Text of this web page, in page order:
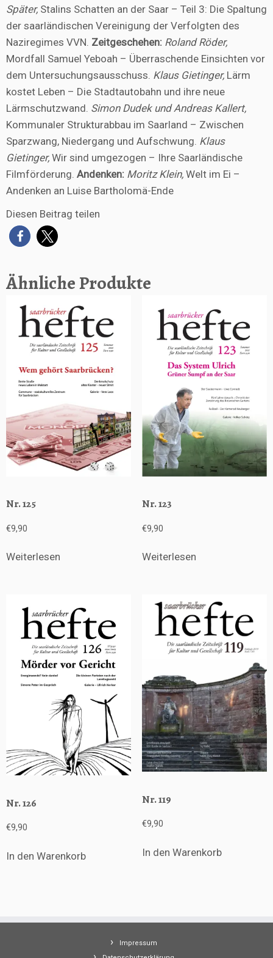
Später, Stalins Schatten an der Saar – Teil 3: Die Spaltung
der saarländischen Vereinigung der Verfolgten des
Naziregimes VVN. Zeitgeschehen: Roland Röder,
Mordfall Samuel Yeboah – Überraschende Einsichten vor
dem Untersuchungsausschuss. Klaus Gietinger, Lärm
kostet Leben – Die Stadtautobahn und ihre neue
Lärmschutzwand. Simon Dudek und Andreas Kallert,
Kommunaler Strukturabbau im Saarland – Zwischen
Sparzwang, Niedergang und Aufschwung. Klaus
Gietinger, Wir sind umgezogen – Ihre Saarländische
Filmförderung. Andenken: Moritz Klein, Welt im Ei –
Andenken an Luise Bartholomä-Ende
Diesen Beitrag teilen
Ähnliche Produkte
Nr. 125
€9,90
Weiterlesen
Nr. 123
€9,90
Weiterlesen
Nr. 126
€9,90
In den Warenkorb
Nr. 119
€9,90
In den Warenkorb
Impressum